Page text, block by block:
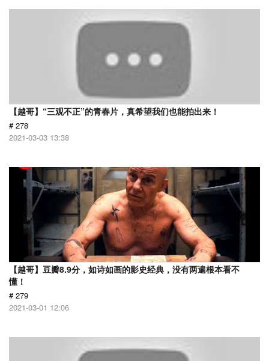
【越哥】“三观不正”的青春片，真希望我们也能拍出来！
# 278
2021-03-03 13:38
【越哥】豆瓣8.9分，如诗如画的影史经典，没有两遍根本看不
懂！
# 279
2021-03-01 12:06